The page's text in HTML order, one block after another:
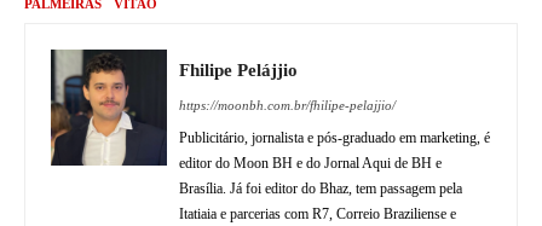
PALMEIRAS
VITÃO
Fhilipe Pelájjio
https://moonbh.com.br/fhilipe-pelajjio/
Publicitário, jornalista e pós-graduado em marketing, é
editor do Moon BH e do Jornal Aqui de BH e
Brasília. Já foi editor do Bhaz, tem passagem pela
Itatiaia e parcerias com R7, Correio Braziliense e